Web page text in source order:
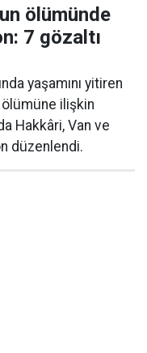
ölümünde
7 gözaltı
yaşamını yitiren
ölümüne ilişkin
Hakkâri, Van ve
düzenlendi.